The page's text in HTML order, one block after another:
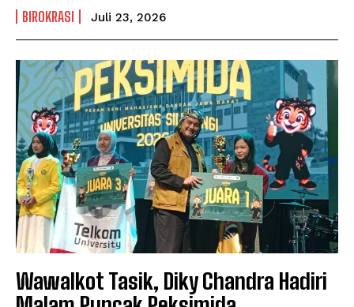
BIROKRASI Juli 23, 2026
Wawalkot Tasik, Diky Chandra Hadiri